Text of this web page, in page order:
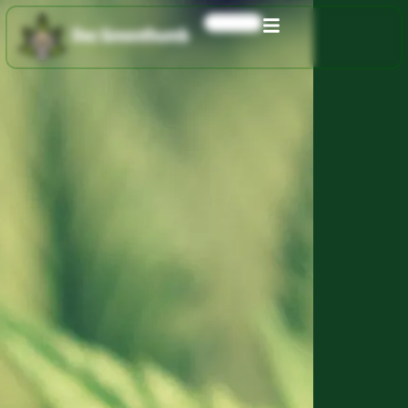
0,00€